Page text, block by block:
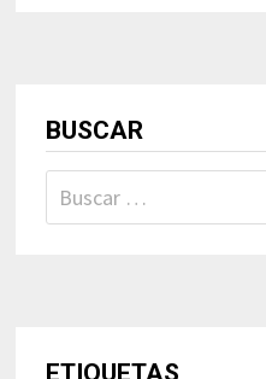
BUSCAR
Buscar:
ETIQUETAS